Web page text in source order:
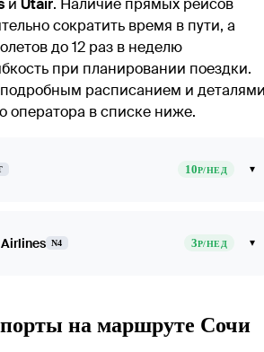
и Utair. Наличие прямых рейсов
сократить время в пути, а
до 12 раз в неделю
при планировании поездки.
расписанием и
оператора в списке ниже.
10Р/НЕД ▾
N4 3Р/НЕД ▾
на маршруте Сочи